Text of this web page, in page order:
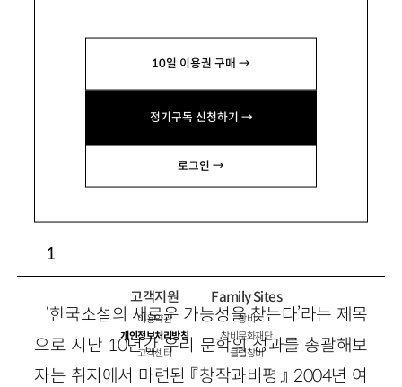
10일 이용권 구매 →
정기구독 신청하기 →
로그인 →
문학평론가, 성균관대 강사. 평론으로 「김승옥
소설의 심상지리와 병리적 개인의식의 현상학」
youngmarx@freechal.com
1
‘한국소설의 새로운 가능성을 찾는다’라는 제목
으로 지난 10년간 우리 문학의 성과를 총괄해보
자는 취지에서 마련된 『창작과비평』 2004년 여
고객지원
이용약관
개인정보처리방침
고객센터
Family Sites
창비
창비문화재단
클럽창비